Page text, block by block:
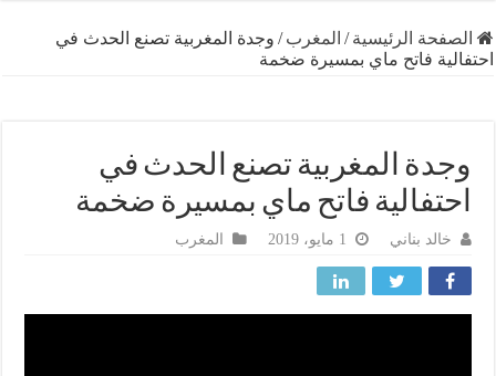
الرئيسية /المغرب/وجدة المغربية تصنع الحدث في
فاتح ماي بمسيرة ضخمة
المغربية تصنع الحدث في
فاتح ماي بمسيرة ضخمة
خالد بناني المغرب